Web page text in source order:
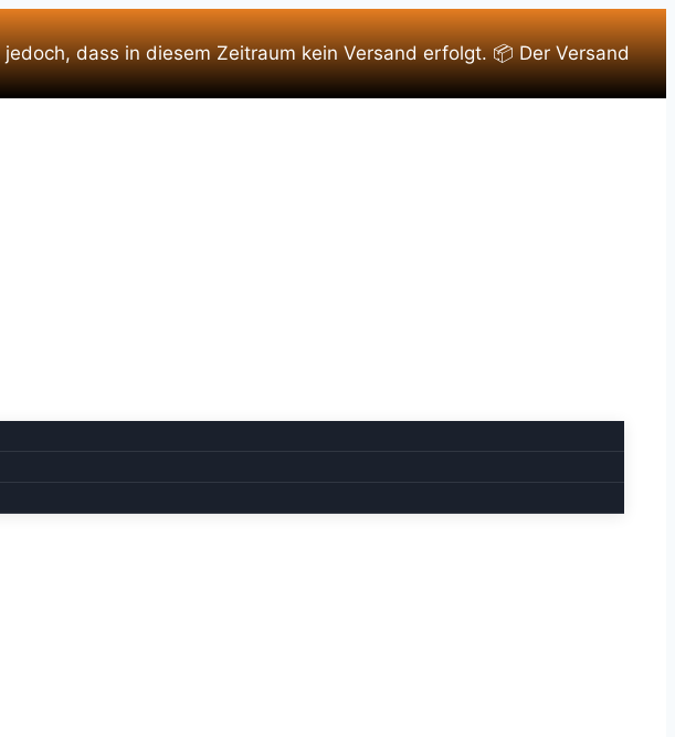
dass in diesem Zeitraum kein Versand erfolgt. 📦 Der Versand